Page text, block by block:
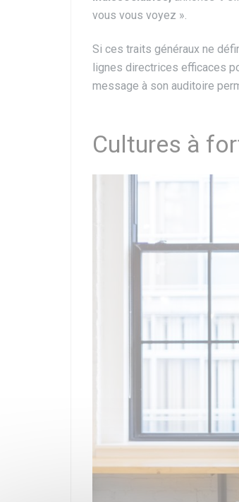
vous vous voyez ».
Si ces traits généraux ne
lignes directrices efficaces
message à son auditoire
Cultures à